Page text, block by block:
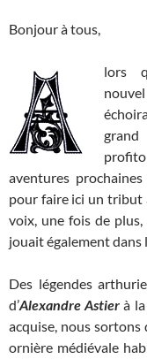
Bonjour à tous,
lors
nouvel
grand
aventures
pour faire ici un tribut
voix, une fois de plus,
jouait également dans
Des légendes
d’Alexandre Astier à
acquise, nous sortons
ornière médiévale